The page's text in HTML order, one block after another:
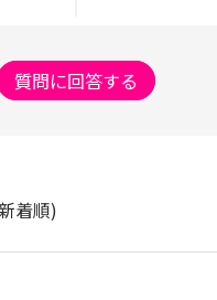
質問に回答する
着順)